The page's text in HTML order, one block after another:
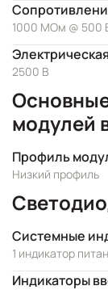
1000 МОм @ 500
2500 В
модулей
Профиль
Низкий профиль
Системные
1 индикатор
Индикаторы